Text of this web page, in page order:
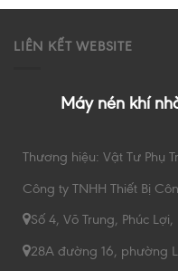
LIÊN KẾT WEBSITE
Máy nén khí
Thương hiệu: Vật Tư Phụ
Công ty TNHH Thiết Bị
Số 4, Võ Trung, Phúc
28A đường 16, phường